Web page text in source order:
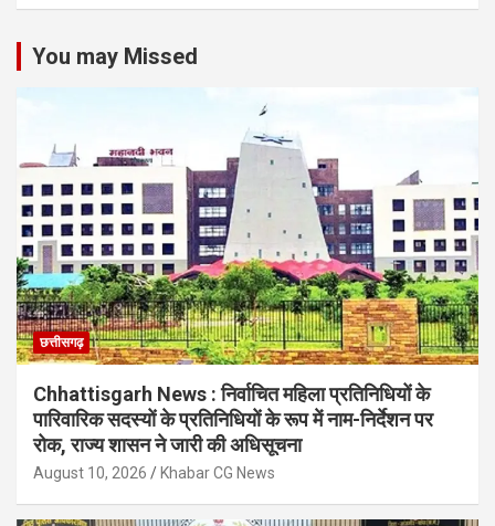
You may Missed
छत्तीसगढ़
Chhattisgarh News : निर्वाचित महिला प्रतिनिधियों के
पारिवारिक सदस्यों के प्रतिनिधियों के रूप में नाम-निर्देशन पर
रोक, राज्य शासन ने जारी की अधिसूचना
August 10, 2026 Khabar CG News